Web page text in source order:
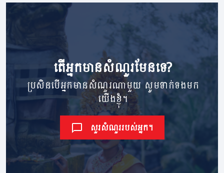
តើ​អ្នក​មាន​សំណួរ​មែនទេ?
ប្រសិនបើអ្នកមានសំណួរណាមួយ សូមទាក់ទងមក
យើងខ្ញុំ។
សួរសំណួររបស់អ្នក។